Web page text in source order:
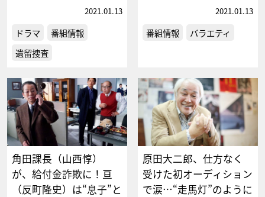
2021.01.13
ドラマ
番組情報
遺留捜査
2021.01.13
番組情報 バラエティ
角田課長（山西惇）
が、給付金詐欺に！亘
（反町隆史）は“息子”と
原田大二郎、仕方なく
受けた初オーディション
で涙…“走馬灯”のように